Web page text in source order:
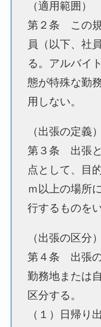
（適用範囲）
第２条 この
員（以下、社
る。アルバイ
態が特殊な勤
用しない。
（出張の定義）
第３条 出張と
点として、目
ｍ以上の場所
行するものをい
（出張の区分）
第４条 出張
勤務地または
区分する。
（１）日帰り